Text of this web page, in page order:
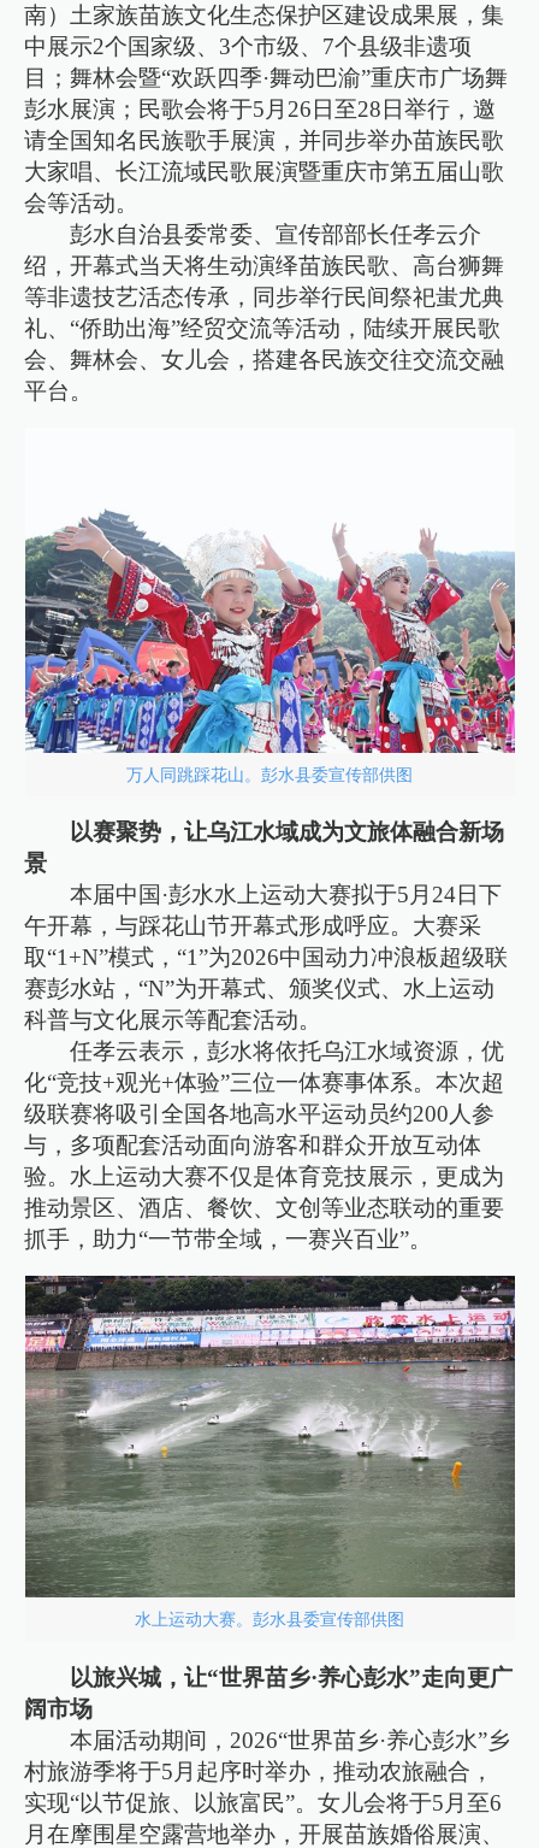
南）土家族苗族文化生态保护区建设成果展，集
中展示2个国家级、3个市级、7个县级非遗项
目；舞林会暨“欢跃四季·舞动巴渝”重庆市广场舞
彭水展演；民歌会将于5月26日至28日举行，邀
请全国知名民族歌手展演，并同步举办苗族民歌
大家唱、长江流域民歌展演暨重庆市第五届山歌
会等活动。
彭水自治县委常委、宣传部部长任孝云介
绍，开幕式当天将生动演绎苗族民歌、高台狮舞
等非遗技艺活态传承，同步举行民间祭祀蚩尤典
礼、“侨助出海”经贸交流等活动，陆续开展民歌
会、舞林会、女儿会，搭建各民族交往交流交融
平台。
万人同跳踩花山。彭水县委宣传部供图
以赛聚势，让乌江水域成为文旅体融合新场
景
本届中国·彭水水上运动大赛拟于5月24日下
午开幕，与踩花山节开幕式形成呼应。大赛采
取“1+N”模式，“1”为2026中国动力冲浪板超级联
赛彭水站，“N”为开幕式、颁奖仪式、水上运动
科普与文化展示等配套活动。
任孝云表示，彭水将依托乌江水域资源，优
化“竞技+观光+体验”三位一体赛事体系。本次超
级联赛将吸引全国各地高水平运动员约200人参
与，多项配套活动面向游客和群众开放互动体
验。水上运动大赛不仅是体育竞技展示，更成为
推动景区、酒店、餐饮、文创等业态联动的重要
抓手，助力“一节带全域，一赛兴百业”。
水上运动大赛。彭水县委宣传部供图
以旅兴城，让“世界苗乡·养心彭水”走向更广
阔市场
本届活动期间，2026“世界苗乡·养心彭水”乡
村旅游季将于5月起序时举办，推动农旅融合，
实现“以节促旅、以旅富民”。女儿会将于5月至6
月在摩围星空露营地举办，开展苗族婚俗展演、